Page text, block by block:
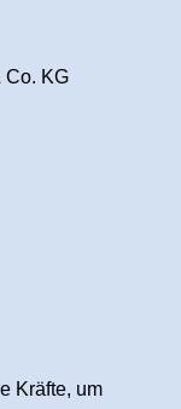
Co. KG
Kräfte, um